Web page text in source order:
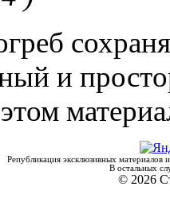
и
Републикация эксклюзивных материалов
В остальных
© 2026